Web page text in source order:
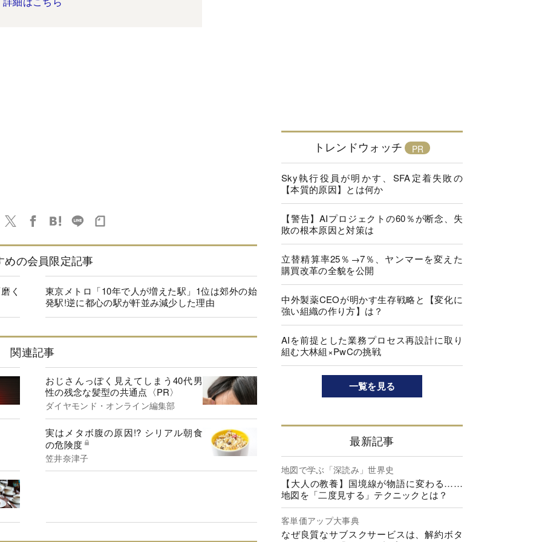
めの会員限定記事
く
東京メトロ「10年で人が増えた駅」1位は郊外の始
発駅!逆に都心の駅が軒並み減少した理由
関連記事
おじさんっぽく見えてしまう40代男
性の残念な髪型の共通点
ダイヤモンド・オンライン編集部
実はメタボ腹の原因!? シリアル朝食
の危険度
笠井奈津子
トレンドウォッチ
Sky執行役員が明かす、SFA定着失敗の
【本質的原因】とは何か
【警告】AIプロジェクトの60％が断念、失
敗の根本原因と対策は
立替精算率25％→7％、ヤンマーを変えた
購買改革の全貌を公開
中外製薬CEOが明かす生存戦略と【変化に
強い組織の作り方】は？
AIを前提とした業務プロセス再設計に取り
組む大林組×PwCの挑戦
一覧を見る
最新記事
地図で学ぶ「深読み」世界史
【大人の教養】国境線が物語に変わる……
地図を「二度見する」テクニックとは？
客単価アップ大事典
なぜ良質なサブスクサービスは、解約ボタ